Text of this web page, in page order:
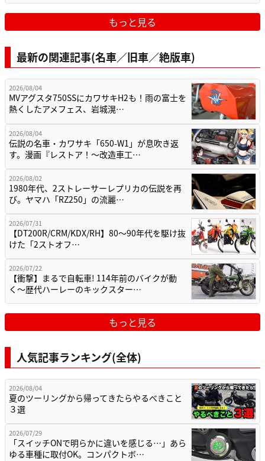
もっと見る
最新の関連記事(名車／旧車／絶版車)
2026/08/04
MVアグスタ750SSにカワサキH2も！雨の富士を
熱くしたアメフェス、岩城滉…
2026/08/04
伝説の名車・カワサキ「650-W1」が息吹き返
す。漫画『レストア！～改造車工…
2026/08/02
1980年代、2ストレーサーレプリカの伝説を再
び。ヤマハ「RZ250」の流麗…
2026/07/31
【DT200R/CRM/KDX/RH】80〜90年代を駆け抜
けた「2ストオフ…
2026/07/22
【衝撃】まるで自転車! 114年前のバイクが動
く〜歴代ハーレーのキックスター…
もっと見る
人気記事ランキング(全体)
2026/08/04
夏のツーリングから帰ってきたらやるべきこと
３選
2026/07/29
「スイッチONで明らかに違いを感じる…」あら
ゆる車種に取付OK。コンパクトボ…